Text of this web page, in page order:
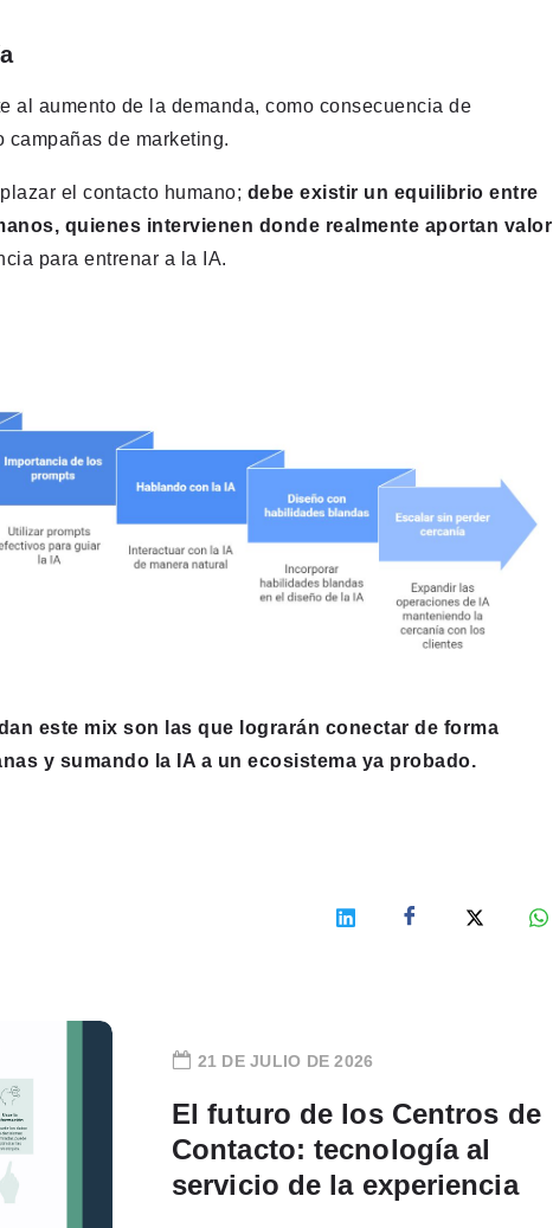
al aumento de la demanda, como consecuencia de
campañas de marketing.
el contacto humano; debe existir un equilibrio entre
quienes intervienen donde realmente aportan valor
para entrenar a la IA.
este mix son las que lograrán conectar de forma
y sumando la IA a un ecosistema ya probado.
21 DE JULIO DE 2026
El futuro de los Centros de
Contacto: tecnología al
servicio de la experiencia